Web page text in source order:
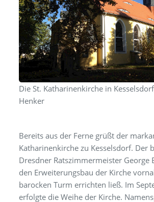
Die St. Katharinenkirche in
Henker
Bereits aus der Ferne grüßt der
Katharinenkirche zu Kesselsdorf. Der
Dresdner Ratszimmermeister George
den Erweiterungsbau der Kirche
barocken Turm errichten ließ. Im
erfolgte die Weihe der Kirche.